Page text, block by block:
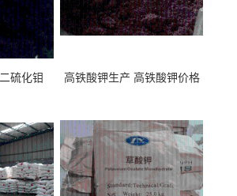
硫化钼 高铁酸钾生产 高铁酸钾价格